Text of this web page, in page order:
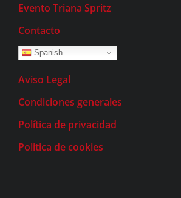
Evento Triana Spritz
Contacto
Spanish
Aviso Legal
Condiciones generales
Política de privacidad
Politica de cookies